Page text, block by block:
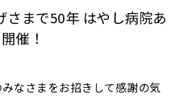
さまで50年 はやし病院あ
催！
なさまをお招きして感謝の気